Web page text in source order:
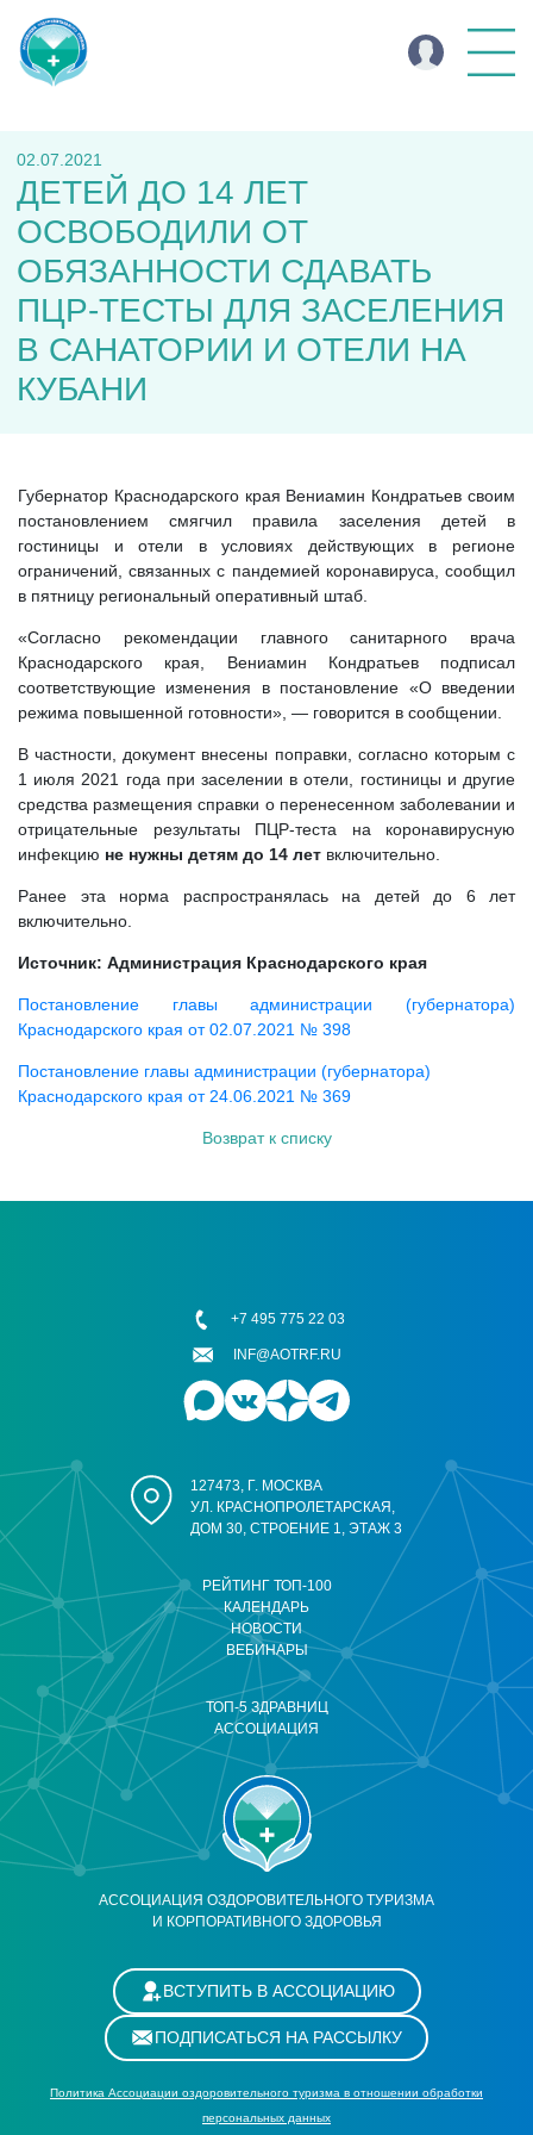
02.07.2021
ДЕТЕЙ ДО 14 ЛЕТ
ОСВОБОДИЛИ ОТ
ОБЯЗАННОСТИ СДАВАТЬ
ПЦР-ТЕСТЫ ДЛЯ ЗАСЕЛЕНИЯ
В САНАТОРИИ И ОТЕЛИ НА
КУБАНИ
Губернатор Краснодарского края Вениамин Кондратьев своим
постановлением смягчил правила заселения детей в
гостиницы и отели в условиях действующих в регионе
ограничений, связанных с пандемией коронавируса, сообщил
в пятницу региональный оперативный штаб.
«Согласно рекомендации главного санитарного врача
Краснодарского края, Вениамин Кондратьев подписал
соответствующие изменения в постановление «О введении
режима повышенной готовности», — говорится в сообщении.
В частности, документ внесены поправки, согласно которым с
1 июля 2021 года при заселении в отели, гостиницы и другие
средства размещения справки о перенесенном заболевании и
отрицательные результаты ПЦР-теста на коронавирусную
инфекцию не нужны детям до 14 лет включительно.
Ранее эта норма распространялась на детей до 6 лет
включительно.
Источник: Администрация Краснодарского края
Постановление главы администрации (губернатора)
Краснодарского края от 02.07.2021 № 398
Постановление главы администрации (губернатора)
Краснодарского края от 24.06.2021 № 369
Возврат к списку
АССОЦИАЦИЯ ОЗДОРОВИТЕЛЬНОГО ТУРИЗМА
И КОРПОРАТИВНОГО ЗДОРОВЬЯ
РЕЙТИНГ ТОП-100
КАЛЕНДАРЬ
НОВОСТИ
ВЕБИНАРЫ
ТОП-5 ЗДРАВНИЦ
АССОЦИАЦИЯ
127473, Г. МОСКВА
УЛ. КРАСНОПРОЛЕТАРСКАЯ,
ДОМ 30, СТРОЕНИЕ 1, ЭТАЖ 3
+7 495 775 22 03
INF@AOTRF.RU
ВСТУПИТЬ В АССОЦИАЦИЮ
ПОДПИСАТЬСЯ НА РАССЫЛКУ
Политика Ассоциации оздоровительного туризма в отношении обработки
персональных данных